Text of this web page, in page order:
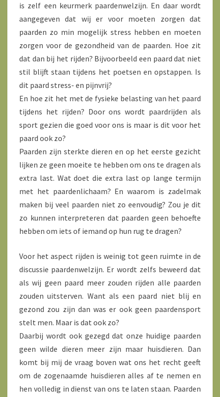
is zelf een keurmerk paardenwelzijn. En daar wordt
aangegeven dat wij er voor moeten zorgen dat
paarden zo min mogelijk stress hebben en moeten
zorgen voor de gezondheid van de paarden. Hoe zit
dat dan bij het rijden? Bijvoorbeeld een paard dat niet
stil blijft staan tijdens het poetsen en opstappen. Is
dit paard stress- en pijnvrij?
En hoe zit het met de fysieke belasting van het paard
tijdens het rijden? Door ons wordt paardrijden als
sport gezien die goed voor ons is maar is dit voor het
paard ook zo?
Paarden zijn sterkte dieren en op het eerste gezicht
lijken ze geen moeite te hebben om ons te dragen als
extra last. Wat doet die extra last op lange termijn
met het paardenlichaam? En waarom is zadelmak
maken bij veel paarden niet zo eenvoudig? Zou je dit
zo kunnen interpreteren dat paarden geen behoefte
hebben om iets of iemand op hun rug te dragen?
Voor het aspect rijden is weinig tot geen ruimte in de
discussie paardenwelzijn. Er wordt zelfs beweerd dat
als wij geen paard meer zouden rijden alle paarden
zouden uitsterven. Want als een paard niet blij en
gezond zou zijn dan was er ook geen paardensport
stelt men. Maar is dat ook zo?
Daarbij wordt ook gezegd dat onze huidige paarden
geen wilde dieren meer zijn maar huisdieren. Dan
komt bij mij de vraag boven wat ons het recht geeft
om de zogenaamde huisdieren alles af te nemen en
hen volledig in dienst van ons te laten staan. Paarden